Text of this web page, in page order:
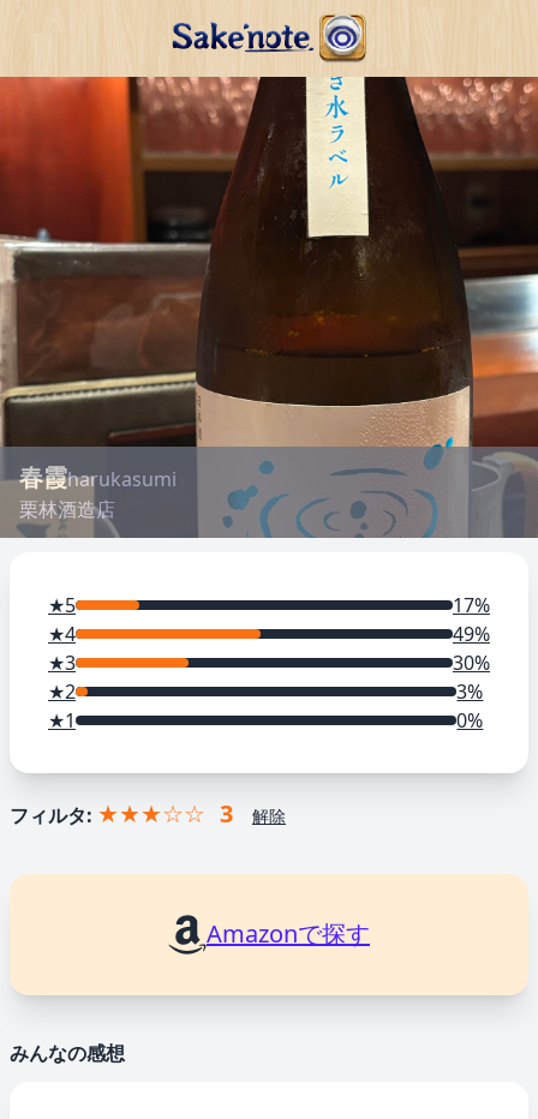
春霞harukasumi
栗林酒造店
★5
17%
★4
49%
★3
30%
★2
3%
★1
0%
フィルタ: ★★★☆☆ 3 解除
Amazonで探す
みんなの感想